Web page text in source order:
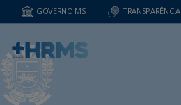
GOVERNO MS TRANSPARÊNCIA